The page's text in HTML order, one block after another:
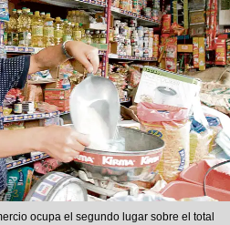
ocupa el segundo lugar sobre el total